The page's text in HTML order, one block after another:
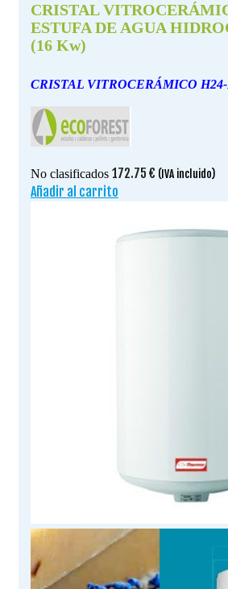
CRISTAL
ESTUFA DE AGUA
(16 Kw)
CRISTAL VITROCERÁMICO H24-
No clasificados 172.75 € (IVA incluido)
Añadir al carrito